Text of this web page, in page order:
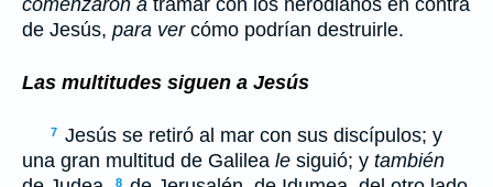
comenzaron a tramar con los herodianos en contra
de Jesús, para vercómo podrían destruirle.
Las multitudes siguen a Jesús
7 Jesús se retiró al mar con sus discípulos; y
una gran multitud de Galilea le siguió; y también
8